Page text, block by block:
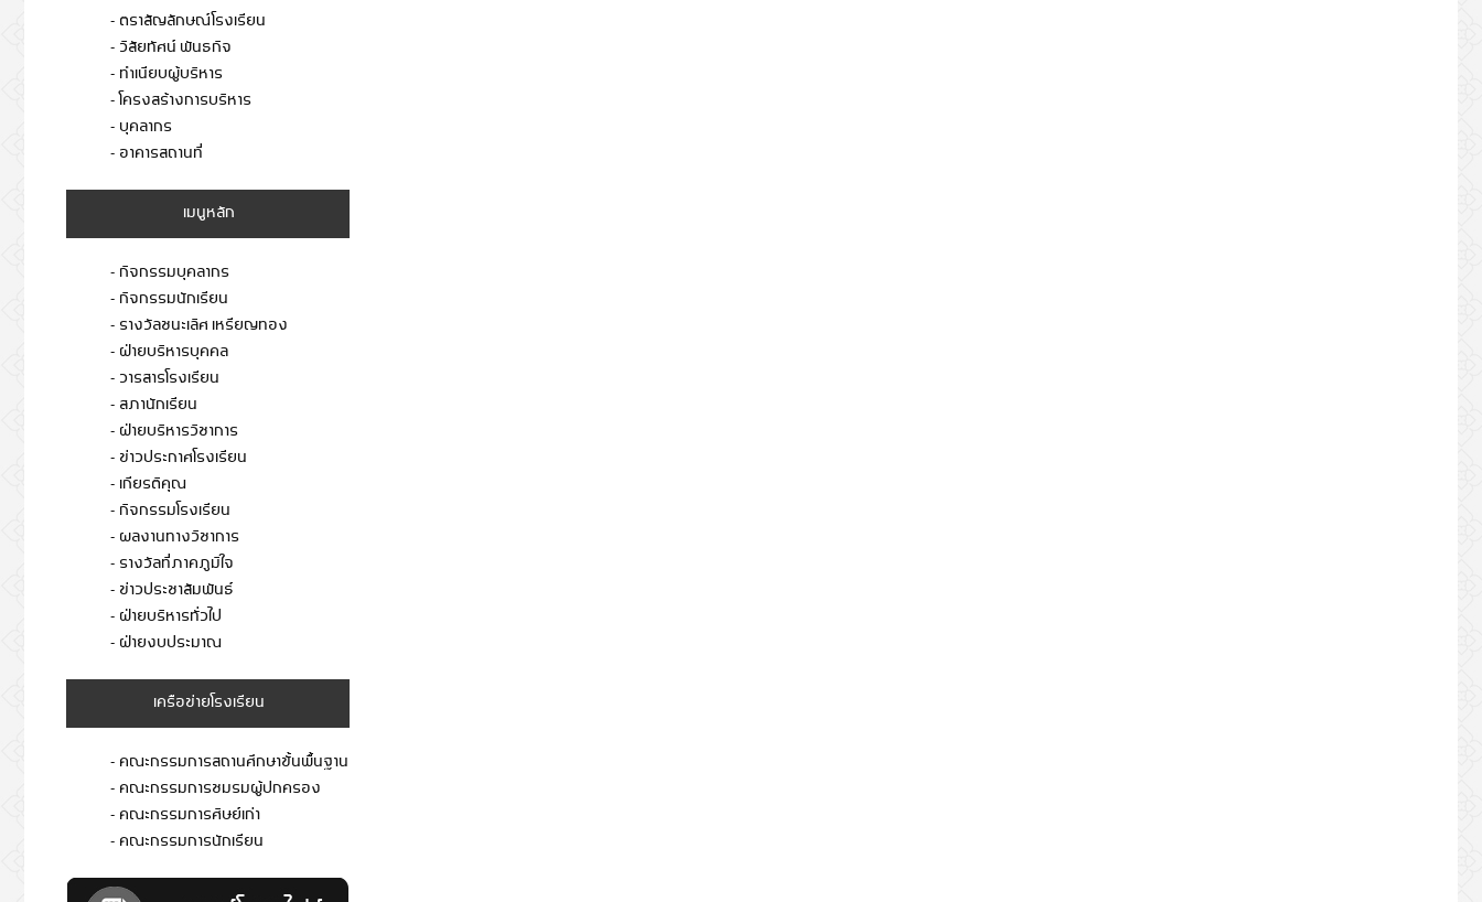
- ตราสัญลักษณ์โรงเรียน
- วิสัยทัศน์ พันธกิจ
- ทำเนียบผู้บริหาร
- โครงสร้างการบริหาร
- บุคลากร
- อาคารสถานที่
เมนูหลัก
- กิจกรรมบุคลากร
- กิจกรรมนักเรียน
- รางวัลชนะเลิศ เหรียญทอง
- ฝ่ายบริหารบุคคล
- วารสารโรงเรียน
- สภานักเรียน
- ฝ่ายบริหารวิชาการ
- ข่าวประกาศโรงเรียน
- เกียรติคุณ
- กิจกรรมโรงเรียน
- ผลงานทางวิชาการ
- รางวัลที่ภาคภูมิใจ
- ข่าวประชาสัมพันธ์
- ฝ่ายบริหารทั่วไป
- ฝ่ายงบประมาณ
เครือข่ายโรงเรียน
- คณะกรรมการสถานศึกษาขั้นพื้นฐาน
- คณะกรรมการชมรมผู้ปกครอง
- คณะกรรมการศิษย์เก่า
- คณะกรรมการนักเรียน